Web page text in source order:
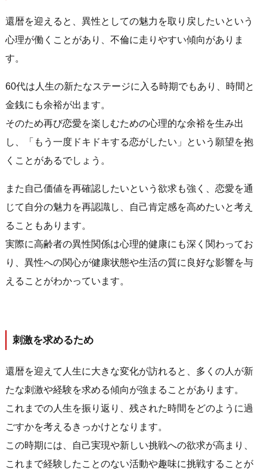
還暦を迎えると、異性としての魅力を取り戻したいという
心理が働くことがあり、不倫に走りやすい傾向がありま
す。
60代は人生の新たなステージに入る時期でもあり、時間と
金銭にも余裕が出ます。
そのため再び恋愛を楽しむための心理的な余裕を生み出
し、「もう一度ドキドキする恋がしたい」という願望を抱
くことがあるでしょう。
また自己価値を再確認したいという欲求も強く、恋愛を通
じて自分の魅力を再認識し、自己肯定感を高めたいと考え
ることもあります。
実際に高齢者の異性関係は心理的健康にも深く関わってお
り、異性への関心が健康状態や生活の質に良好な影響を与
えることがわかっています。
刺激を求めるため
還暦を迎えて人生に大きな変化が訪れると、多くの人が新
たな刺激や経験を求める傾向が強まることがあります。
これまでの人生を振り返り、残された時間をどのように過
ごすかを考えるきっかけとなります。
この時期には、自己実現や新しい挑戦への欲求が高まり、
これまで経験したことのない活動や趣味に挑戦することが